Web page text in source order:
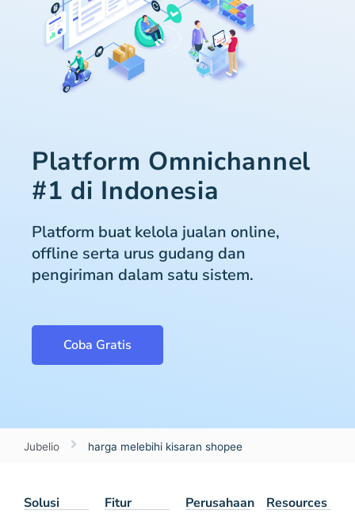
Platform Omnichannel
#1 di Indonesia
Platform buat kelola jualan online,
offline serta urus gudang dan
pengiriman dalam satu sistem.
Coba Gratis
Jubelio harga melebihi kisaran shopee
Solusi Fitur Perusahaan Resources